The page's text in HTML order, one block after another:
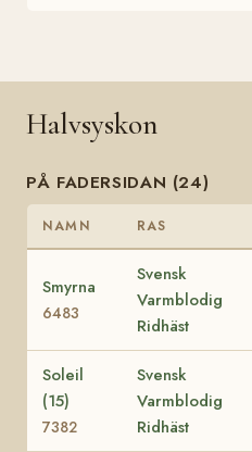
Halvsyskon
PÅ FADERSIDAN (24)
NAMN RAS
Smyrna
6483
Svensk
Varmblodig
Ridhäst
Soleil
(15)
7382
Svensk
Varmblodig
Ridhäst